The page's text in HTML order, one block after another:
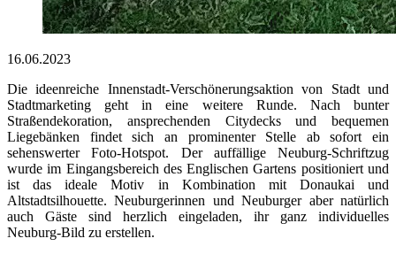
16.06.2023
Die ideenreiche Innenstadt-Verschönerungsaktion von Stadt und
Stadtmarketing geht in eine weitere Runde. Nach bunter
Straßendekoration, ansprechenden Citydecks und bequemen
Liegebänken findet sich an prominenter Stelle ab sofort ein
sehenswerter Foto-Hotspot. Der auffällige Neuburg-Schriftzug
wurde im Eingangsbereich des Englischen Gartens positioniert und
ist das ideale Motiv in Kombination mit Donaukai und
Altstadtsilhouette. Neuburgerinnen und Neuburger aber natürlich
auch Gäste sind herzlich eingeladen, ihr ganz individuelles
Neuburg-Bild zu erstellen.